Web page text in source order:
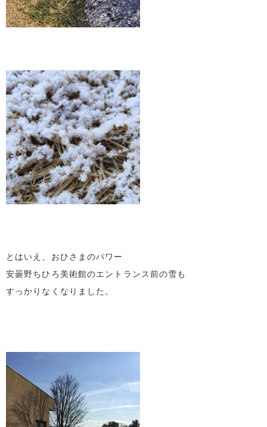
とはいえ、おひさまのパワー
安曇野ちひろ美術館のエントランス前の雪も
すっかりなくなりました。